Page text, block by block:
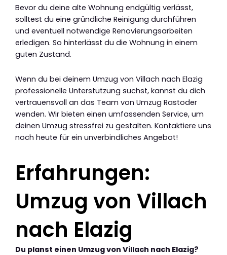
Bevor du deine alte Wohnung endgültig verlässt,
solltest du eine gründliche Reinigung durchführen
und eventuell notwendige Renovierungsarbeiten
erledigen. So hinterlässt du die Wohnung in einem
guten Zustand.
Wenn du bei deinem Umzug von Villach nach Elazig
professionelle Unterstützung suchst, kannst du dich
vertrauensvoll an das Team von Umzug Rastoder
wenden. Wir bieten einen umfassenden Service, um
deinen Umzug stressfrei zu gestalten. Kontaktiere uns
noch heute für ein unverbindliches Angebot!
Erfahrungen:
Umzug von Villach
nach Elazig
Du planst einen Umzug von Villach nach Elazig?